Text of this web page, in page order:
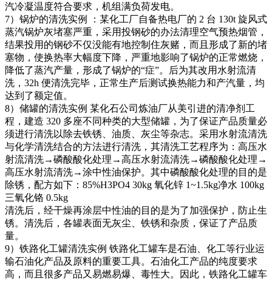
汽冷凝温度符合要求，机组满负荷发电。
7）锅炉的清洗实例 ：某化工厂自备热电厂的 2 台 130t 旋风式
蒸汽锅炉灰堵塞严重，采用投钢砂的办法清理空气预热烟管，
结果投用的钢砂不仅没能有地控制住灰赌，而且形成了新的堵
塞物，使换热率大幅度下降，严重地影响了锅炉的正常燃烧，
降低了蒸汽产量，形成了锅炉的“症”。后为其改用水射流清
洗，32h 便清洗完毕，正常生产后测试换热能力和产汽量，均
达到了额定值。
8）储罐的清洗实例 某化石公司炼油厂从美引进的清净剂工
程，建造 320 多座不同种类的大型储罐，为了保证产品质量必
须进行清洗以除去铁锈、油质、灰尘等杂志。采用水射流清洗
与化学清洗结合的方法进行清洗，其清洗工艺程序为：高压水
射流清洗→磷酸酸化处理→高压水射流清洗→磷酸酸化处理→
高压水射流清洗→涂中性油保护。其中磷酸酸化处理的目的是
除锈，配方如下：85%H3PO4 30kg 氧化锌 1~1.5kg净水 100kg
三氧化铬 0.5kg
清洗后，经干燥再涂层中性油的目的是为了加强保护，防止生
锈。清洗后，各罐表面无灰尘、铁锈和杂质，保证了产品质
量。
9）铁路化工罐清洗实例 铁路化工罐车是石油、化工等行业运
输石油化产品及原料的重要工具。石油化工产品的纯度要求
高，而且很多产品又易燃易爆、毒性大。因此，铁路化工罐车